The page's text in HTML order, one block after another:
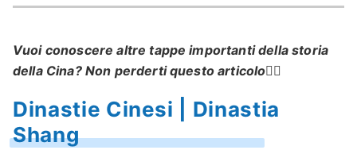
Vuoi conoscere altre tappe importanti della storia
della Cina? Non perderti questo articolo👇🏼
Dinastie Cinesi | Dinastia
Shang